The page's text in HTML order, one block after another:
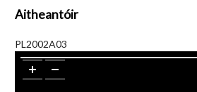
Aitheantóir
PL2002A03